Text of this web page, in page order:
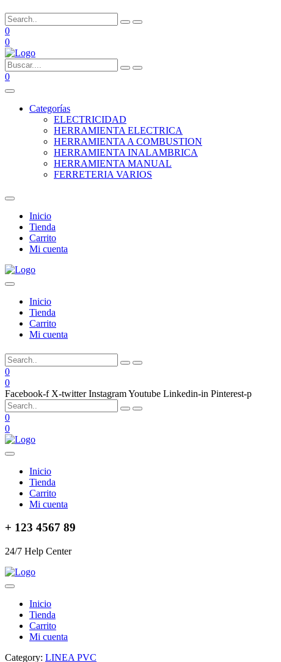
0
0
0
Categorías
ELECTRICIDAD
HERRAMIENTA ELECTRICA
HERRAMIENTA A COMBUSTION
HERRAMIENTA INALAMBRICA
HERRAMIENTA MANUAL
FERRETERIA VARIOS
Inicio
Tienda
Carrito
Mi cuenta
Inicio
Tienda
Carrito
Mi cuenta
0
0
Facebook-f X-twitter InstagramYoutube Linkedin-in Pinterest-p
0
0
Inicio
Tienda
Carrito
Mi cuenta
+ 123 4567 89
24/7 Help Center
Inicio
Tienda
Carrito
Mi cuenta
Category: LINEA PVC